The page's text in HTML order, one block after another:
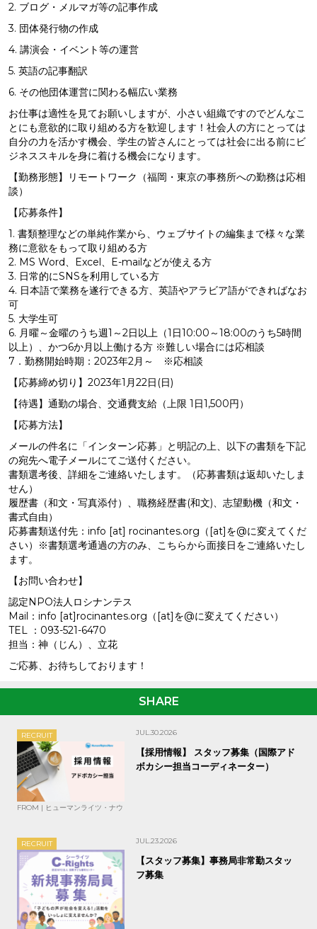
2. ブログ・メルマガ等の記事作成
3. 団体発行物の作成
4. 講演会・イベント等の運営
5. 英語の記事翻訳
6. その他団体運営に関わる幅広い業務
お仕事は適性を見てお願いしますが、小さい組織ですのでどんなこ
とにも意欲的に取り組める方を歓迎します！社会人の方にとっては
自分の力を活かす機会、学生の皆さんにとっては社会に出る前にビ
ジネススキルを身に着ける機会になります。
【勤務形態】リモートワーク（福岡・東京の事務所への勤務は応相
談）
【応募条件】
1. 書類整理などの単純作業から、ウェブサイトの編集まで様々な業
務に意欲をもって取り組める方
2. MS Word、Excel、E-mailなどが使える方
3. 日常的にSNSを利用している方
4. 日本語で業務を遂行できる方、英語やアラビア語ができればなお
可
5. 大学生可
6. 月曜～金曜のうち週1～2日以上（1日10:00～18:00のうち5時間
以上）、かつ6か月以上働ける方 ※難しい場合には応相談
7．勤務開始時期：2023年2月～ ※応相談
【応募締め切り】2023年1月22日(日)
【待遇】通勤の場合、交通費支給（上限 1日1,500円）
【応募方法】
メールの件名に「インターン応募」と明記の上、以下の書類を下記
の宛先へ電子メールにてご送付ください。
書類選考後、詳細をご連絡いたします。（応募書類は返却いたしま
せん）
履歴書（和文・写真添付）、職務経歴書(和文)、志望動機（和文・
書式自由）
応募書類送付先：info [at] rocinantes.org（[at]を@に変えてくだ
さい）※書類選考通過の方のみ、こちらから面接日をご連絡いたし
ます。
【お問い合わせ】
認定NPO法人ロシナンテス
Mail：info [at]rocinantes.org（[at]を@に変えてください）
TEL ：093-521-6470
担当：神（じん）、立花
ご応募、お待ちしております！
SHARE
RECRUIT JUL.30.2026
【採用情報】 スタッフ募集（国際アド
ボカシー担当コーディネーター）
FROM | ヒューマンライツ・ナウ
RECRUIT JUL.23.2026
【スタッフ募集】事務局非常勤スタッ
フ募集